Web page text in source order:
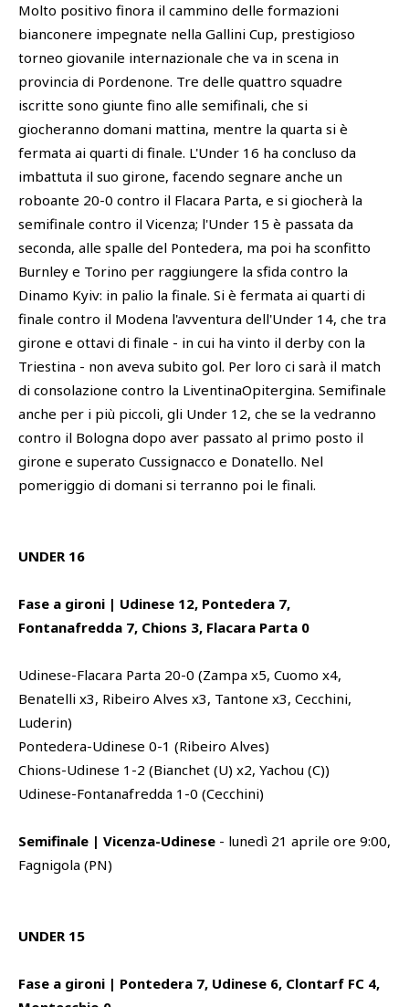
Molto positivo finora il cammino delle formazioni
bianconere impegnate nella Gallini Cup, prestigioso
torneo giovanile internazionale che va in scena in
provincia di Pordenone. Tre delle quattro squadre
iscritte sono giunte fino alle semifinali, che si
giocheranno domani mattina, mentre la quarta si è
fermata ai quarti di finale. L'Under 16 ha concluso da
imbattuta il suo girone, facendo segnare anche un
roboante 20-0 contro il Flacara Parta, e si giocherà la
semifinale contro il Vicenza; l'Under 15 è passata da
seconda, alle spalle del Pontedera, ma poi ha sconfitto
Burnley e Torino per raggiungere la sfida contro la
Dinamo Kyiv: in palio la finale. Si è fermata ai quarti di
finale contro il Modena l'avventura dell'Under 14, che tra
girone e ottavi di finale - in cui ha vinto il derby con la
Triestina - non aveva subito gol. Per loro ci sarà il match
di consolazione contro la LiventinaOpitergina. Semifinale
anche per i più piccoli, gli Under 12, che se la vedranno
contro il Bologna dopo aver passato al primo posto il
girone e superato Cussignacco e Donatello. Nel
pomeriggio di domani si terranno poi le finali.
UNDER 16
Fase a gironi | Udinese 12, Pontedera 7,
Fontanafredda 7, Chions 3, Flacara Parta 0
Udinese-Flacara Parta 20-0 (Zampa x5, Cuomo x4,
Benatelli x3, Ribeiro Alves x3, Tantone x3, Cecchini,
Luderin)
Pontedera-Udinese 0-1 (Ribeiro Alves)
Chions-Udinese 1-2 (Bianchet (U) x2, Yachou (C))
Udinese-Fontanafredda 1-0 (Cecchini)
Semifinale | Vicenza-Udinese - lunedì 21 aprile ore 9:00,
Fagnigola (PN)
UNDER 15
Fase a gironi | Pontedera 7, Udinese 6, Clontarf FC 4,